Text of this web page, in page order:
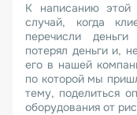
К написанию этой
случай, когда
перечисли деньги
потерял деньги и,
его в нашей
по которой мы
тему, поделиться
оборудования от